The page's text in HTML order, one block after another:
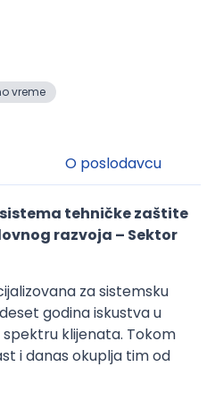
vreme
O poslodavcu
tehničke zaštite
razvoja – Sektor
za sistemsku
godina iskustva u
klijenata. Tokom
i danas okuplja tim od